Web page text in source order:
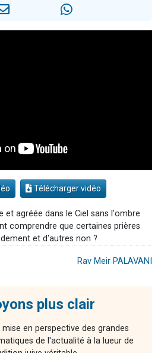
Télécharger vidéo
et agréée dans le Ciel sans l'ombre
comprendre que certaines prières
et d'autres non ?
Rav Meir PALAVANI
plus clair
mise en perspective des grandes
de l'actualité à la lueur de